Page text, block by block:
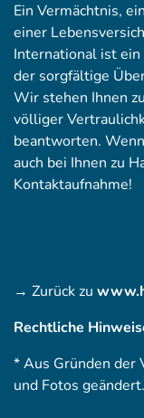
Ein Vermächtnis,
einer
International ist
der sorgfältige
Wir stehen Ihnen
völliger
beantworten.
auch bei Ihnen zu
Kontaktaufnahme!
→ Zurück zu
Rechtliche
* Aus Gründen der
und Fotos geändert.